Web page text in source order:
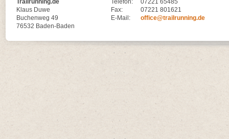
Trailrunning.de
Klaus Duwe
Buchenweg 49
76532 Baden-Baden
Telefon:
07221 65485
Fax:
07221 801621
E-Mail:
office@trailrunning.de